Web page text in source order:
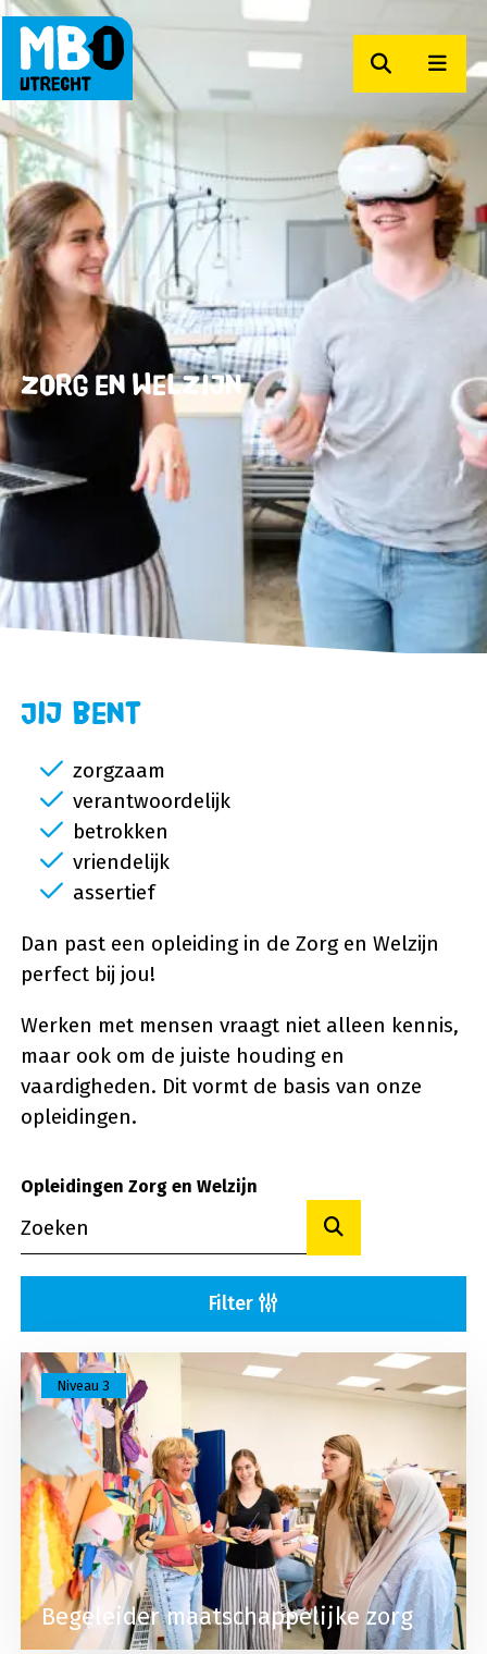
MBO Utrecht
Zoeken
Zorg en Welzijn
Jij bent
zorgzaam
verantwoordelijk
betrokken
vriendelijk
assertief
Dan past een opleiding in de Zorg en Welzijn
perfect bij jou!
Werken met mensen vraagt niet alleen kennis,
maar ook om de juiste houding en
vaardigheden. Dit vormt de basis van onze
opleidingen.
Opleidingen Zorg en Welzijn
Toon resultaten
Filter
Begeleider maatschappelijke zorg
Niveau 3
Lees meer over Begeleider maatschappelijke zorg